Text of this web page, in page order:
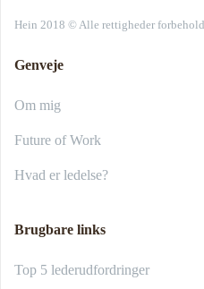
Hein 2018 © Alle rettigheder forbehold
Genveje
Om mig
Future of Work
Hvad er ledelse?
Brugbare links
Top 5 lederudfordringer